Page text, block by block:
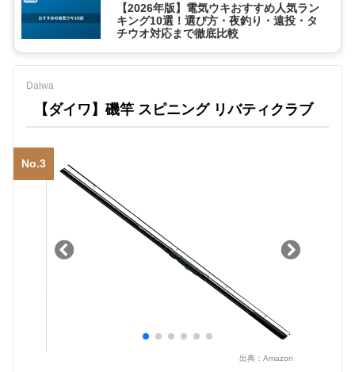
【2026年版】電気ウキおすすめ人気ラン
キング10選！選び方・夜釣り・遠投・タ
チウオ対応まで徹底比較
Daiwa
【ダイワ】磯竿 スピニング リバティクラブ
No.3
出典： Amazon